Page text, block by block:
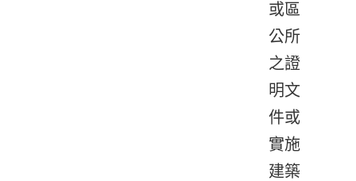
或區
公所
之證
明文
件或
實施
建築